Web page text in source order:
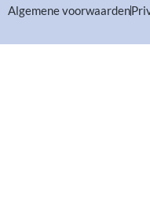
Algemene voorwaarden